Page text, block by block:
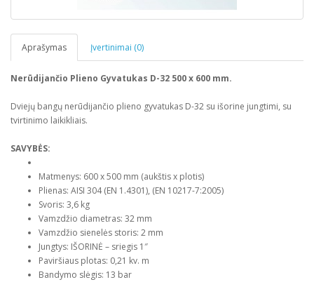
Aprašymas Įvertinimai (0)
Nerūdijančio Plieno Gyvatukas D-32 500 x 600 mm.
Dviejų bangų nerūdijančio plieno gyvatukas D-32 su išorine jungtimi, su
tvirtinimo laikikliais.
SAVYBĖS:
Matmenys: 600 x 500 mm (aukštis x plotis)
Plienas: AISI 304 (EN 1.4301), (EN 10217-7:2005)
Svoris: 3,6 kg
Vamzdžio diametras: 32 mm
Vamzdžio sienelės storis: 2 mm
Jungtys: IŠORINĖ – sriegis 1″
Paviršiaus plotas: 0,21 kv. m
Bandymo slėgis: 13 bar